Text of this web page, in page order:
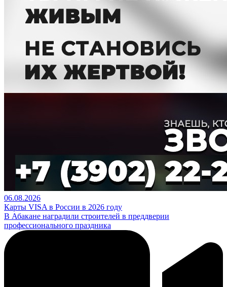
06.08.2026
Карты VISA в России в 2026 году
В Абакане наградили строителей в преддверии
профессионального праздника